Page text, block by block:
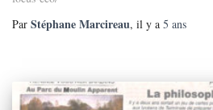
Par Stéphane Marcireau, il y a 5 ans